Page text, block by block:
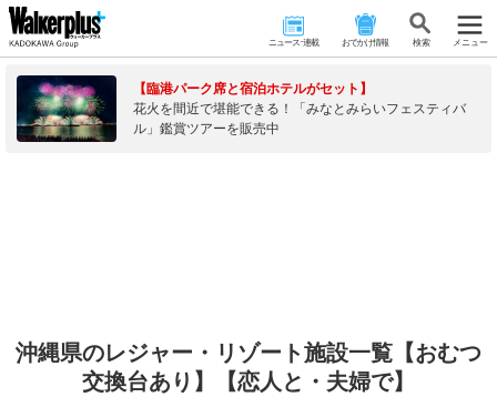
ニュース･連載 おでかけ情報 検 索 メニュー
【臨港パーク席と宿泊ホテルがセット】
花火を間近で堪能できる！「みなとみらいフェスティバ
ル」鑑賞ツアーを販売中
沖縄県のレジャー・リゾート施設一覧【おむつ
交換台あり】【恋人と・夫婦で】